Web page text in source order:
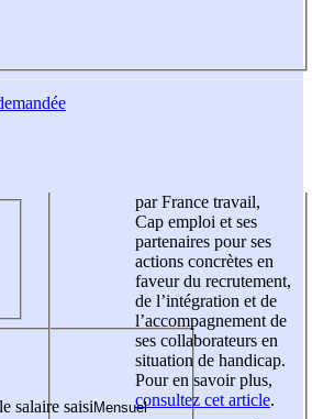
salaire saisi
par France travail,
Cap emploi et ses
partenaires pour ses
actions concrètes en
faveur du recrutement,
de l’intégration et de
l’accompagnement de
ses collaborateurs en
situation de handicap.
Pour en savoir plus,
consultez cet article.